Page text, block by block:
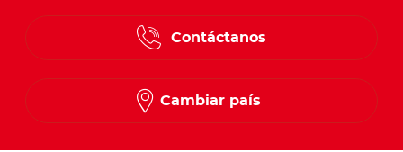
Contáctanos
Cambiar país